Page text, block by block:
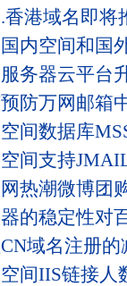
香港域名即将
内空间和国
务器云平台
防万网邮箱
间数据库
间支持
热潮微博团
的稳定性对
域名注册
间IIS链接人